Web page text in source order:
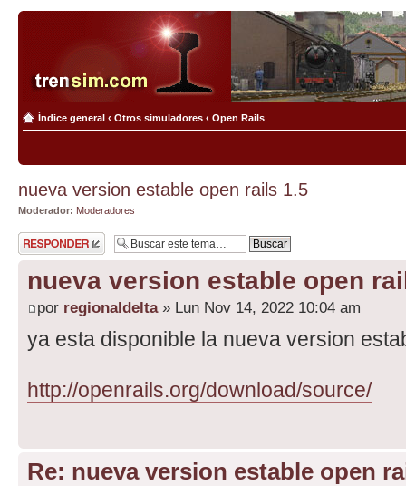
Índice general ‹ Otros simuladores ‹ Open Rails
nueva version estable open rails 1.5
Moderador: Moderadores
Publicar una
respuesta
nueva version estable open
por regionaldelta» Lun Nov 14, 2022 10:04 am
ya esta disponible la nueva version
http://openrails.org/download/source/
Re: nueva version estable open